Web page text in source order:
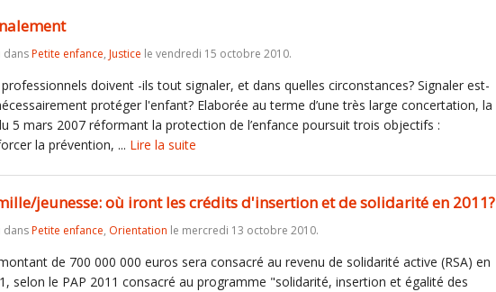
dansPetite enfance, Justice le vendredi 15 octobre 2010.
doivent -ils tout signaler, et dans quelles circonstances? Signaler est-
protéger l'enfant? Elaborée au terme d’une très large concertation, la
5 mars 2007 réformant la protection de l’enfance poursuit trois objectifs :
la prévention, ... Lire la suite
jeunesse: où iront les crédits d'insertion et de solidarité en 2011?
dansPetite enfance, Orientation le mercredi 13 octobre 2010.
de 700 000 000 euros sera consacré au revenu de solidarité active (RSA) en
selon le PAP 2011 consacré au programme "solidarité, insertion et égalité des